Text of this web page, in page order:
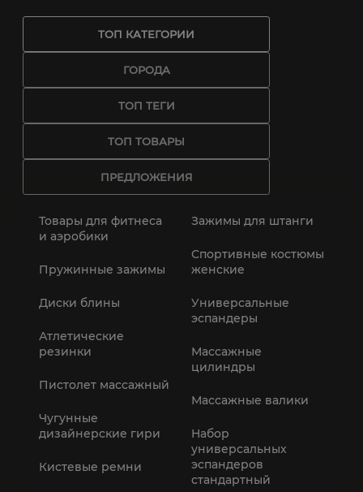
ТОП КАТЕГОРИИ
ГОРОДА
ТОП ТЕГИ
ТОП ТОВАРЫ
ПРЕДЛОЖЕНИЯ
Товары для фитнеса
и аэробики
Пружинные зажимы
Диски блины
Атлетические
резинки
Пистолет массажный
Чугунные
дизайнерские гири
Кистевые ремни
Зажимы для штанги
Спортивные костюмы
женские
Универсальные
эспандеры
Массажные
цилиндры
Массажные валики
Набор
универсальных
эспандеров
стандартный